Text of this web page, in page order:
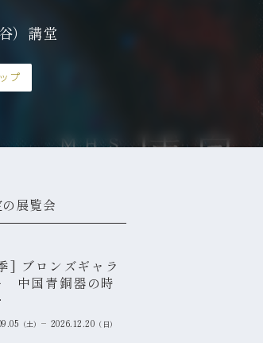
）講堂
プ
展覧会
] ブロンズギャラ
中国青銅器の時
リー３特集展示
の世界」
土 2026.12.20 日